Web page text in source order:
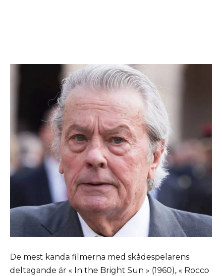
De mest kända filmerna med skådespelarens
deltagande är « In the Bright Sun » (1960), « Rocco